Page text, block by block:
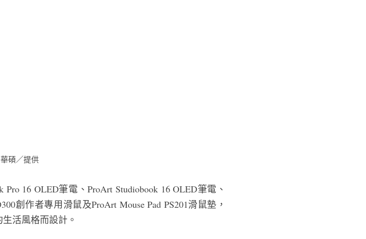
碩／提供
16 OLED筆電、ProArt Studiobook 16 OLED筆電、
創作者專用滑鼠及ProArt Mouse Pad PS201滑鼠墊，
活風格而設計。